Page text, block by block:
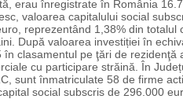
erau înregistrate în România
valoarea capitalului social
reprezentând 1,38% din totalul
După valoarea investiției în
în clasamentul pe ţări de rezidenţă
cu participare străină. În
sunt înmatriculate 58 de firme
social subscris de 296.000